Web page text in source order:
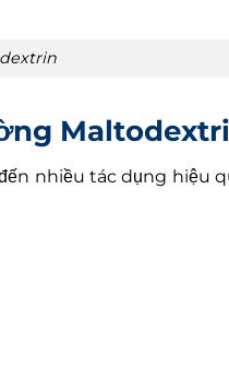
nhiều tác dụng hiệu